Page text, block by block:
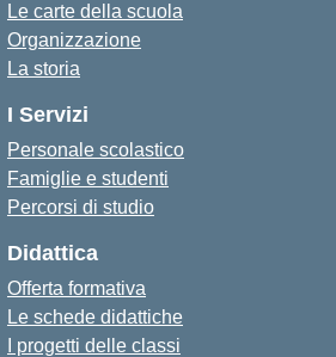
Le carte della scuola
Organizzazione
La storia
I Servizi
Personale scolastico
Famiglie e studenti
Percorsi di studio
Didattica
Offerta formativa
Le schede didattiche
I progetti delle classi